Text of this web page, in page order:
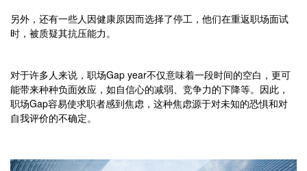
另外，还有一些人因健康原因而选择了停工，他们在重返职场面试
时，被质疑其抗压能力。
对于许多人来说，职场Gap year不仅意味着一段时间的空白，更可
能带来种种负面效应，如自信心的减弱、竞争力的下降等。因此，
职场Gap容易使求职者感到焦虑，这种焦虑源于对未知的恐惧和对
自我评价的不确定。